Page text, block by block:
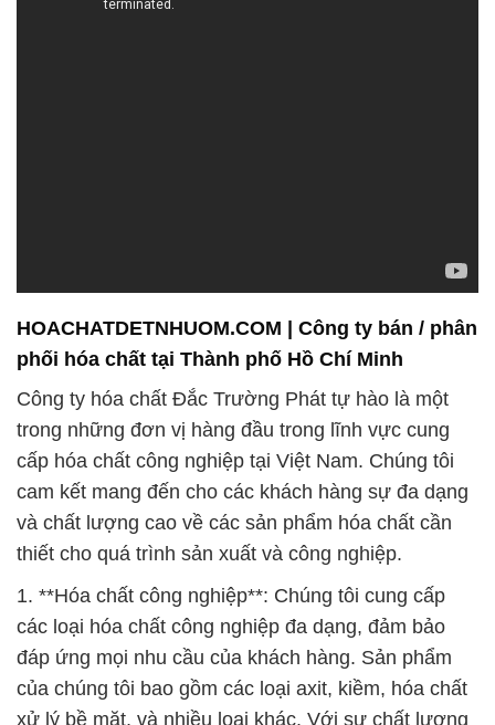
của chúng tôi bao gồm các loại axit, kiềm, hóa chất
ổn định và tính hiệu quả cao, các sản phẩm của
chúng tôi đóng vai trò quan trọng trong quá trình
sản xuất của bạn, giúp bạn đạt được sự hoàn hảo
và hiệu suất tối ưu.
Chúng tôi luôn không ngừng nâng cao chất lượng
sản phẩm và dịch vụ của mình để đảm bảo sự hài
lòng của khách hàng. Sự phát triển liên tục và cải
tiến sản phẩm là mục tiêu hàng đầu của Công ty
hóa chất Đắc Trường Phát. Chúng tôi luôn tìm kiếm
và áp dụng những công nghệ mới nhất để cung cấp
các giải pháp hóa chất tiên tiến và hiệu quả cho các
ngành công nghiệp đa dạng.